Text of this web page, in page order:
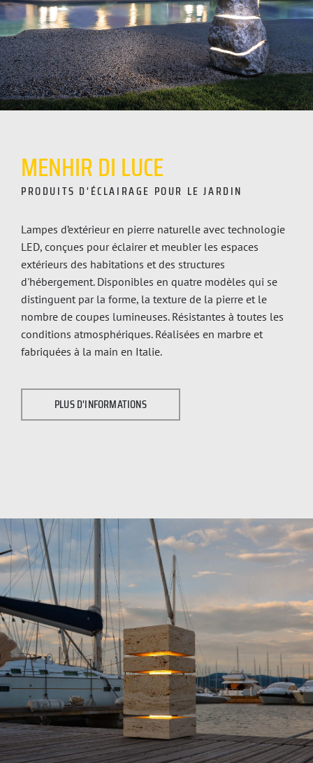
MENHIRDILUCE
PRODUITS D'ÉCLAIRAGE POUR LE JARDIN
Lampes d’extérieur en pierre naturelle avec technologie
LED, conçues pour éclairer et meubler les espaces
extérieurs des habitations et des structures
d'hébergement. Disponibles en quatre modèles qui se
distinguent par la forme, la texture de la pierre et le
nombre de coupes lumineuses. Résistantes à toutes les
conditions atmosphériques. Réalisées en marbre et
fabriquées à la main en Italie.
PLUS D'INFORMATIONS